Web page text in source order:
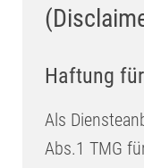
Haftung
Als
Abs.1 TMG